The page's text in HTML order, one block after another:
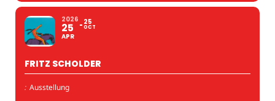
2026
25
APR
25
OCT
FRITZ SCHOLDER
: Ausstellung